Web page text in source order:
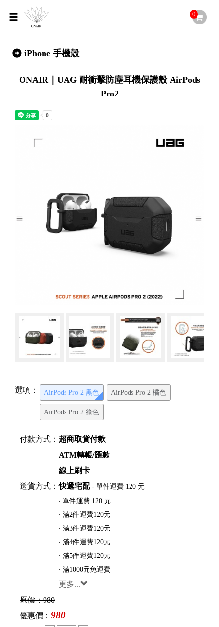
0
iPhone 手機殼
ONAIR｜UAG 耐衝擊防塵耳機保護殼 AirPods
Pro2
選項： AirPods Pro 2 黑色 AirPods Pro 2 橘色
AirPods Pro 2 綠色
付款方式： 超商取貨付款
ATM轉帳/匯款
線上刷卡
送貨方式：快遞宅配- 單件運費 120 元
‧ 單件運費 120 元
‧ 滿2件運費120元
‧ 滿3件運費120元
‧ 滿4件運費120元
‧ 滿5件運費120元
‧ 滿1000元免運費
更多...
原價：980
優惠價： 980